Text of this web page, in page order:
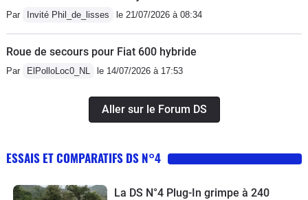
Par Invité Phil_de_lisses le 21/07/2026 à 08:34
Roue de secours pour Fiat 600 hybride
Par ElPolloLoc0_NL le 14/07/2026 à 17:53
Aller sur le Forum DS
ESSAIS ET COMPARATIFS DS N°4
La DS N°4 Plug-In grimpe à 240